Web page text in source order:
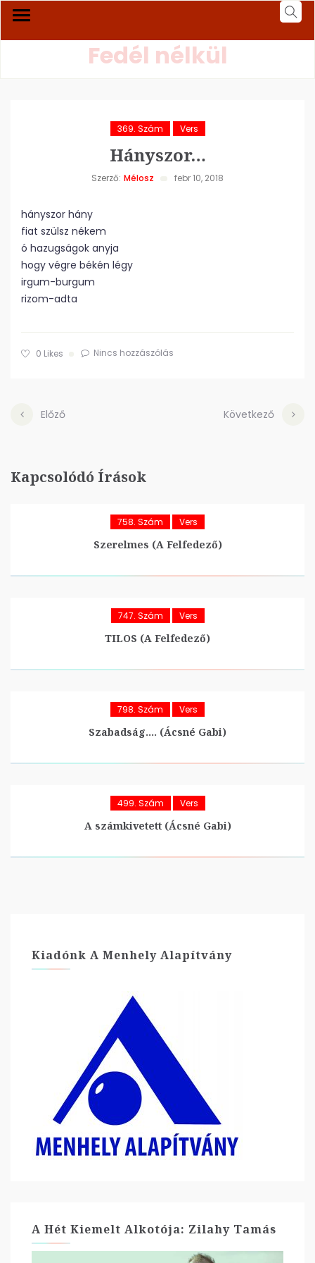
Fedél nélkül
369. Szám Vers
Hányszor…
Szerző: Mélosz febr 10, 2018
hányszor hány
fiat szülsz nékem
ó hazugságok anyja
hogy végre békén légy
irgum-burgum
rizom-adta
0 Likes Nincs hozzászólás
Előző Következő
Kapcsolódó Írások
758. Szám Vers
Szerelmes (A Felfedező)
747. Szám Vers
TILOS (A Felfedező)
798. Szám Vers
Szabadság…. (Ácsné Gabi)
499. Szám Vers
A számkivetett (Ácsné Gabi)
Kiadónk A Menhely Alapítvány
A Hét Kiemelt Alkotója: Zilahy Tamás